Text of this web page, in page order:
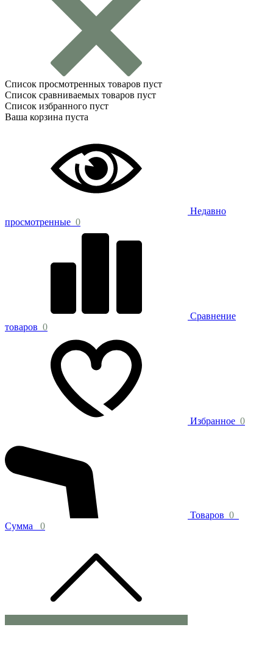
Список просмотренных товаров пуст
Список сравниваемых товаров пуст
Список избранного пуст
Ваша корзина пуста
Недавно
просмотренные 0
Сравнение
товаров 0
Избранное 0
Товаров 0
Сумма
0